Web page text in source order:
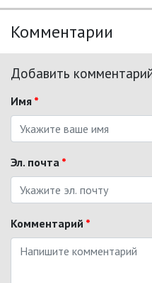
Комментарии
Добавить
Имя *
Эл. почта *
Комментарий *